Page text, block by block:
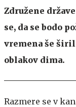
Združene
se, da se bodo
vremena še
oblakov dima.
Razmere se v